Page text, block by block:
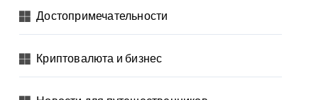
Достопримечательности
Криптовалюта и бизнес